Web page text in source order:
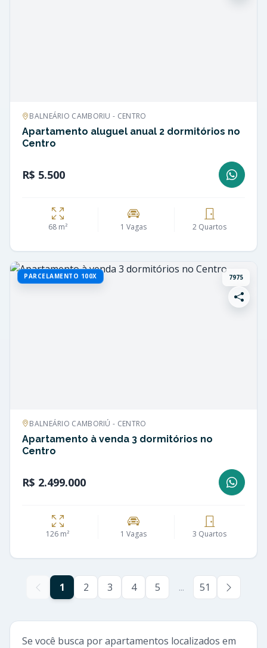
BALNEÁRIO CAMBORIU - CENTRO
Apartamento aluguel anual 2 dormitórios no
Centro
R$ 5.500
68 m² 1 Vagas 2 Quartos
PARCELAMENTO 100X 7975
BALNEÁRIO CAMBORIÚ - CENTRO
Apartamento à venda 3 dormitórios no
Centro
R$ 2.499.000
126 m² 1 Vagas 3 Quartos
1 2 3 4 5 ... 51
Se você busca por apartamentos localizados em